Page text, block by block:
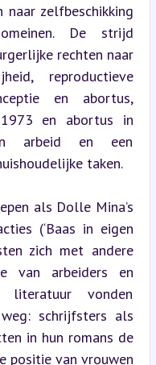
naar zelfbeschikking
De strijd
rechten naar
reproductieve
en abortus,
en abortus in
arbeid en een
taken.
als Dolle Mina’s
(‘Baas in eigen
zich met andere
van arbeiders en
vonden
schrijfsters als
in hun romans de
positie van vrouwen